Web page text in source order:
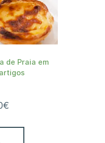
de Praia em